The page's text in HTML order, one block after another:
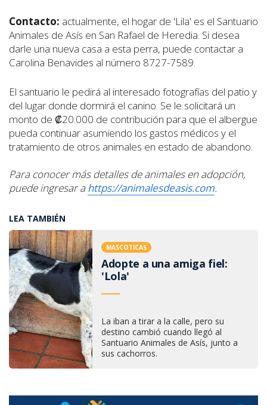
Contacto: actualmente, el hogar de 'Lila' es el Santuario
Animales de Asís en San Rafael de Heredia. Si desea
darle una nueva casa a esta perra, puede contactar a
Carolina Benavides al número 8727-7589.
El santuario le pedirá al interesado fotografías del patio y
del lugar donde dormirá el canino. Se le solicitará un
monto de ₡20.000 de contribución para que el albergue
pueda continuar asumiendo los gastos médicos y el
tratamiento de otros animales en estado de abandono.
Para conocer más detalles de animales en adopción,
puede ingresar ahttps://animalesdeasis.com.
LEA TAMBIÉN
MASCOTICAS
Adopte a una amiga fiel:
'Lola'
La iban a tirar a la calle, pero su
destino cambió cuando llegó al
Santuario Animales de Asís, junto a
sus cachorros.